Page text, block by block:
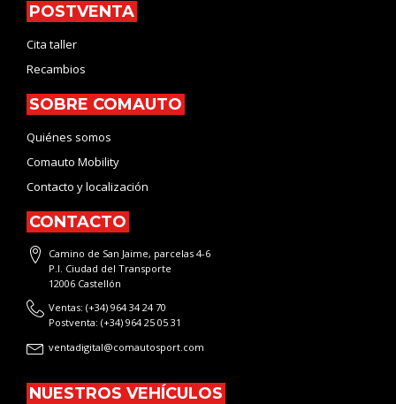
POSTVENTA
Cita taller
Recambios
SOBRE COMAUTO
Quiénes somos
Comauto Mobility
Contacto y localización
CONTACTO
Camino de San Jaime, parcelas 4-6
P.I. Ciudad del Transporte
12006 Castellón
Ventas: (+34) 964 34 24 70
Postventa: (+34) 964 25 05 31
ventadigital@comautosport.com
NUESTROS VEHÍCULOS